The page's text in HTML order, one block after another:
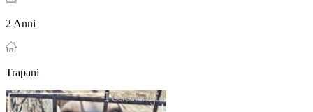
2 Anni
Trapani